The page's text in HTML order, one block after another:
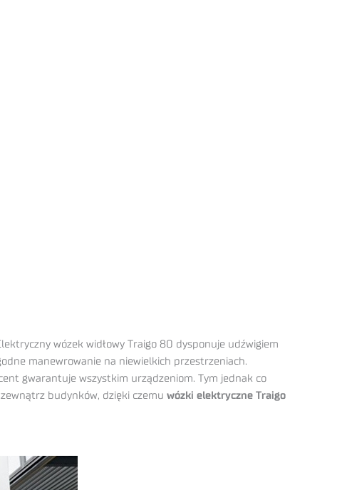
wózek widłowy Traigo 80 dysponuje udźwigiem
manewrowanie na niewielkich przestrzeniach.
gwarantuje wszystkim urządzeniom. Tym jednak co
budynków, dzięki czemu wózki elektryczne Traigo